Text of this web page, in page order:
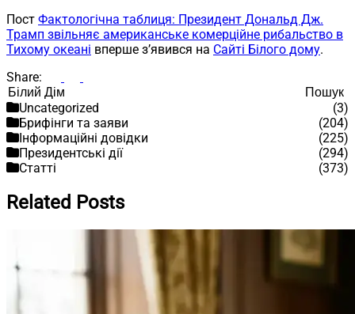
Пост Фактологічна таблиця: Президент Дональд Дж.
Трамп звільняє американське комерційне рибальство в
Тихому океані вперше з’явився на Сайті Білого дому.
Share:
Пошук
Пошук
Uncategorized
(3)
Брифінги та заяви
(204)
Інформаційні довідки
(225)
Президентські дії
(294)
Статті
(373)
Related Posts